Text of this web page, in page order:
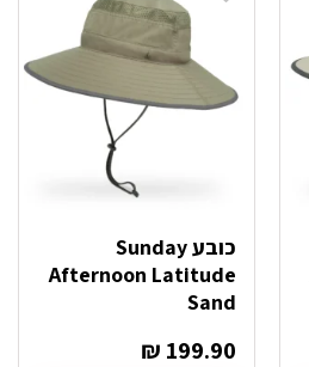
לבחור
האפשרויות
בעמוד
כובע Sunday
Afternoon Latitude
Sand
₪ 199.90